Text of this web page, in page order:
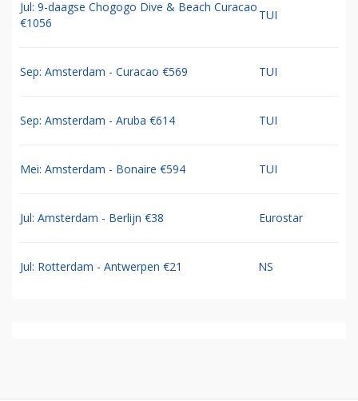
Jul: 9-daagse Chogogo Dive & Beach Curacao
€1056
TUI
Sep: Amsterdam - Curacao €569 TUI
Sep: Amsterdam - Aruba €614 TUI
Mei: Amsterdam - Bonaire €594 TUI
Jul: Amsterdam - Berlijn €38 Eurostar
Jul: Rotterdam - Antwerpen €21 NS